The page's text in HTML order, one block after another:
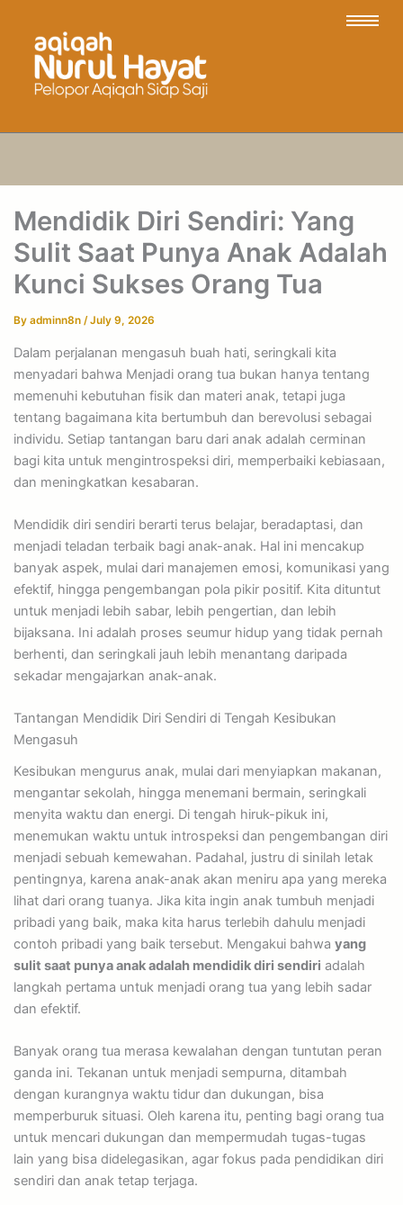
Mendidik Diri Sendiri: Yang
Sulit Saat Punya Anak Adalah
Kunci Sukses Orang Tua
By adminn8n /July 9, 2026
Dalam perjalanan mengasuh buah hati, seringkali kita
menyadari bahwa Menjadi orang tua bukan hanya tentang
memenuhi kebutuhan fisik dan materi anak, tetapi juga
tentang bagaimana kita bertumbuh dan berevolusi sebagai
individu. Setiap tantangan baru dari anak adalah cerminan
bagi kita untuk mengintrospeksi diri, memperbaiki kebiasaan,
dan meningkatkan kesabaran.
Mendidik diri sendiri berarti terus belajar, beradaptasi, dan
menjadi teladan terbaik bagi anak-anak. Hal ini mencakup
banyak aspek, mulai dari manajemen emosi, komunikasi yang
efektif, hingga pengembangan pola pikir positif. Kita dituntut
untuk menjadi lebih sabar, lebih pengertian, dan lebih
bijaksana. Ini adalah proses seumur hidup yang tidak pernah
berhenti, dan seringkali jauh lebih menantang daripada
sekadar mengajarkan anak-anak.
Tantangan Mendidik Diri Sendiri di Tengah Kesibukan
Mengasuh
Kesibukan mengurus anak, mulai dari menyiapkan makanan,
mengantar sekolah, hingga menemani bermain, seringkali
menyita waktu dan energi. Di tengah hiruk-pikuk ini,
menemukan waktu untuk introspeksi dan pengembangan diri
menjadi sebuah kemewahan. Padahal, justru di sinilah letak
pentingnya, karena anak-anak akan meniru apa yang mereka
lihat dari orang tuanya. Jika kita ingin anak tumbuh menjadi
pribadi yang baik, maka kita harus terlebih dahulu menjadi
contoh pribadi yang baik tersebut. Mengakui bahwa yang
sulit saat punya anak adalah mendidik diri sendiri adalah
langkah pertama untuk menjadi orang tua yang lebih sadar
dan efektif.
Banyak orang tua merasa kewalahan dengan tuntutan peran
ganda ini. Tekanan untuk menjadi sempurna, ditambah
dengan kurangnya waktu tidur dan dukungan, bisa
memperburuk situasi. Oleh karena itu, penting bagi orang tua
untuk mencari dukungan dan mempermudah tugas-tugas
lain yang bisa didelegasikan, agar fokus pada pendidikan diri
sendiri dan anak tetap terjaga.